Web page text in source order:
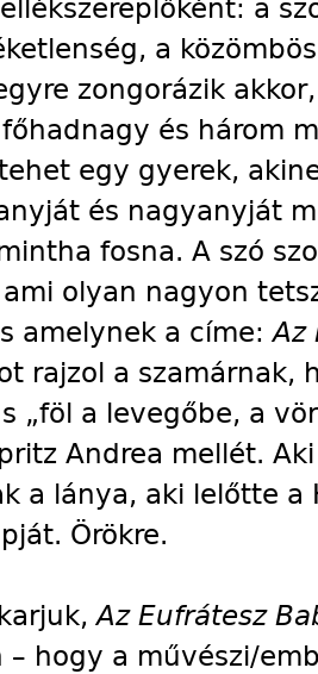
a
a
zongorázik
és három
egy gyerek,
és nagyanyját
fosna. A szó
olyan nagyon
amelynek a címe:Az
rajzol a szamárnak,
„föl a levegőbe, a
Andrea mellét.
a lánya, aki lelőtte a
Örökre.
Az Eufrátesz
– hogy a művészi/